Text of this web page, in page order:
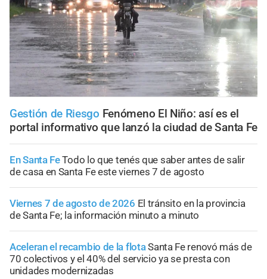
Gestión de Riesgo Fenómeno El Niño: así es el
portal informativo que lanzó la ciudad de Santa Fe
En Santa FeTodo lo que tenés que saber antes de salir
de casa en Santa Fe este viernes 7 de agosto
Viernes 7 de agosto de 2026 El tránsito en la provincia
de Santa Fe; la información minuto a minuto
Aceleran el recambio de la flotaSanta Fe renovó más de
70 colectivos y el 40% del servicio ya se presta con
unidades modernizadas